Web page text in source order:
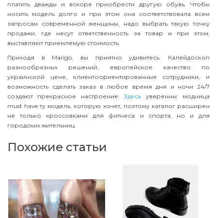
платить дважды и вскоре приобрести другую обувь. Чтобы
носить модель долго и при этом она соответствовала всем
запросам современной женщины, надо выбрать такую точку
продажи, где несут ответственность за товар и при этом,
выставляют приемлемую стоимость.
Приходя в Marigo, вы приятно удивитесь. Калейдоскоп
разнообразных решений, европейское качество по
украинской цене, клиентоориентированные сотрудники, и
возможность сделать заказ в любое время дня и ночи 24/7
создают прекрасное настроение.Здесь уверенны: модница
must have ту модель, которую хочет, поэтому каталог расширен
не только кроссовками для фитнеса и спорта, но и для
городских жительниц.
Похожие статьи